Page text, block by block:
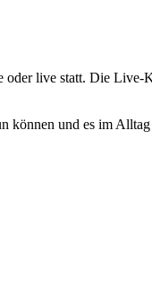
oder live statt. Die
können und es im